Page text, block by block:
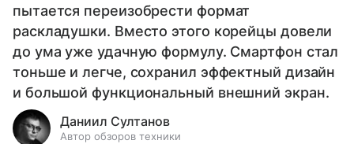
пытается переизобрести формат
раскладушки. Вместо этого корейцы довели
до ума уже удачную формулу. Смартфон стал
тоньше и легче, сохранил эффектный дизайн
и большой функциональный внешний экран.
Даниил Султанов
Автор обзоров техники